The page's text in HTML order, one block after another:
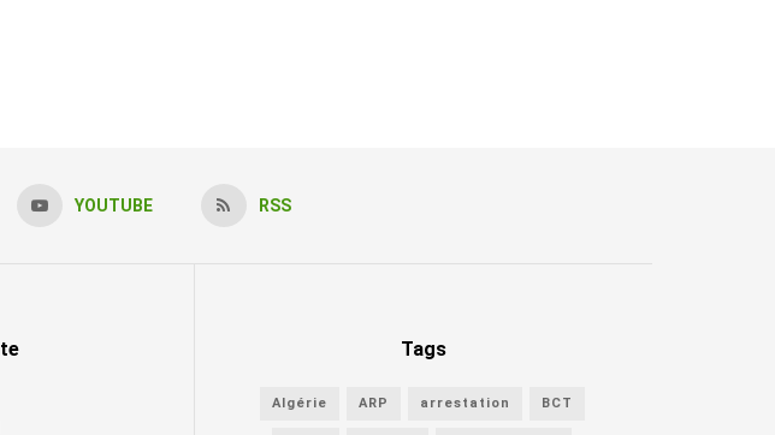
YOUTUBE RSS
Tags
Algérie ARP arrestation BCT